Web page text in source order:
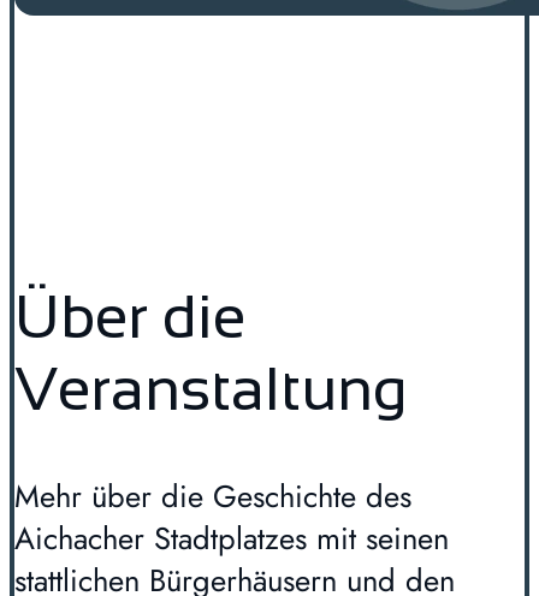
Über die
Veranstaltung
Mehr über die Geschichte des
Aichacher Stadtplatzes mit seinen
stattlichen Bürgerhäusern und den